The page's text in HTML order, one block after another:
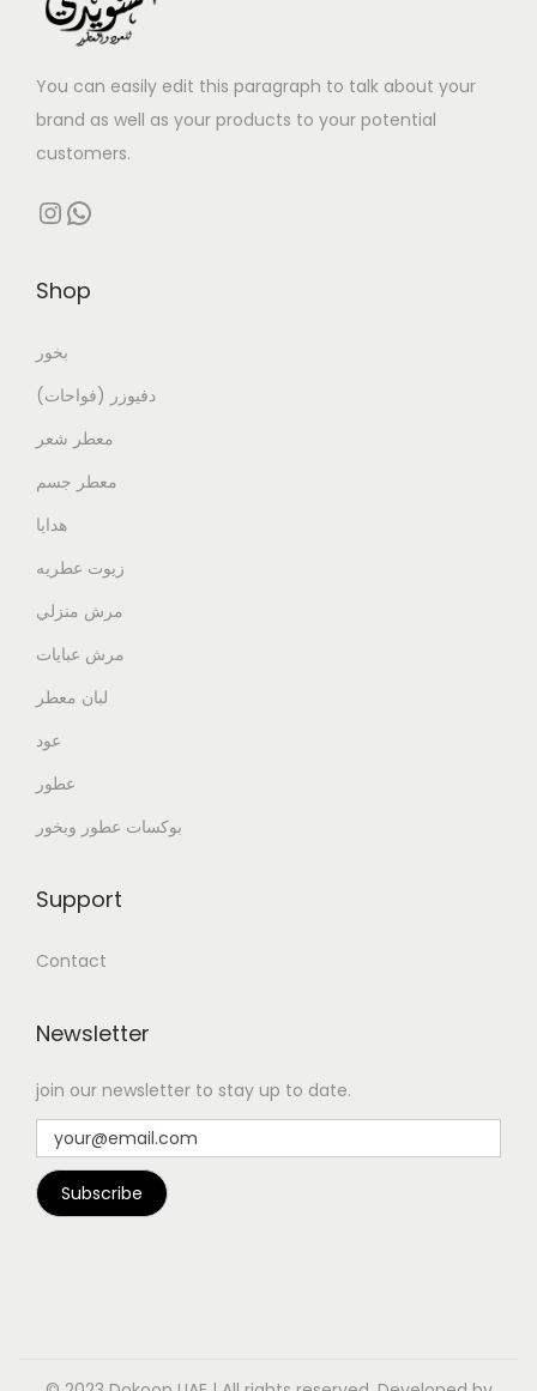
You can easily edit this paragraph to talk about your
brand as well as your products to your potential
customers.
InstagramWhatsApp
Shop
بخور
دفيوزر (فواحات)
معطر شعر
معطر جسم
هدايا
زيوت عطريه
مرش منزلي
مرش عبايات
لبان معطر
عود
عطور
بوكسات عطور وبخور
Support
Contact
Newsletter
join our newsletter to stay up to date.